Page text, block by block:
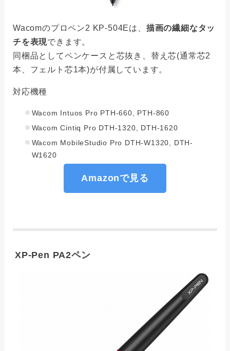
Wacomのプロペン2 KP-504Eは、 描画の繊細なタッ
チを表現できます。
同梱品としてペンケースと芯抜き、替え芯(通常芯2
本、フェルト芯1本)が付属しています。
対応機種
Wacom Intuos Pro PTH-660, PTH-860
Wacom Cintiq Pro DTH-1320, DTH-1620
Wacom MobileStudio Pro DTH-W1320, DTH-
W1620
Amazonで見る
XP-Pen PA2ペン